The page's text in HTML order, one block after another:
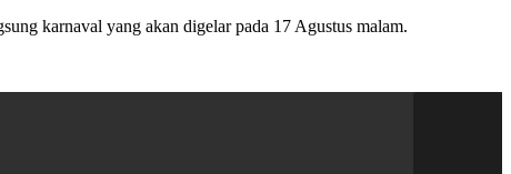
karnaval yang akan digelar pada 17 Agustus malam.